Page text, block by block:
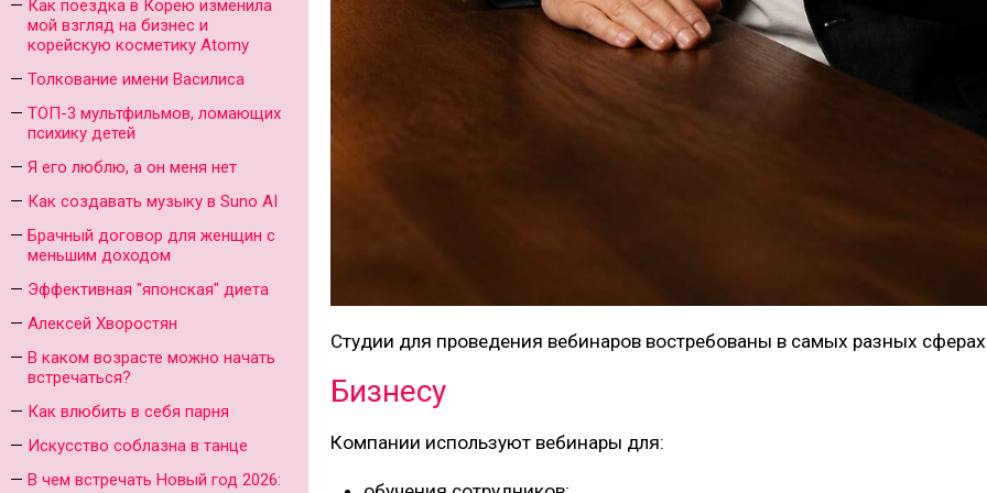
Как поездка в Корею изменила
мой взгляд на бизнес и
корейскую косметику Atomy
Толкование имени Василиса
ТОП-3 мультфильмов, ломающих
психику детей
Я его люблю, а он меня нет
Как создавать музыку в Suno AI
Брачный договор для женщин с
меньшим доходом
Эффективная "японская" диета
Алексей Хворостян
В каком возрасте можно начать
встречаться?
Как влюбить в себя парня
Искусство соблазна в танце
В чем встречать Новый год 2026:
Студии для проведения вебинаров востребованы в самых разных
Бизнесу
Компании используют вебинары для: